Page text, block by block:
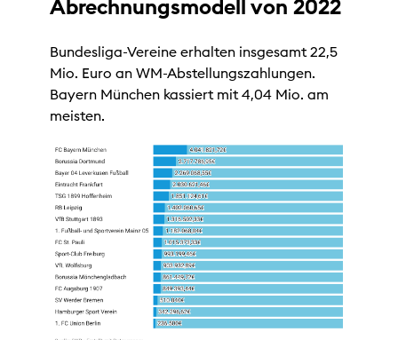
Abrechnungsmodell von 2022
Bundesliga-Vereine erhalten insgesamt 22,5
Mio. Euro an WM-Abstellungszahlungen.
Bayern München kassiert mit 4,04 Mio. am
meisten.